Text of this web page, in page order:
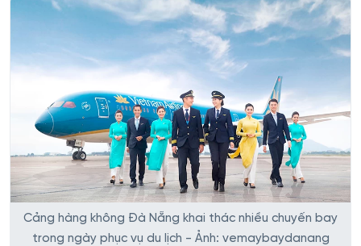
Cảng hàng không Đà Nẵng khai thác nhiều chuyến bay
trong ngày phục vụ du lịch - Ảnh: vemaybaydanang